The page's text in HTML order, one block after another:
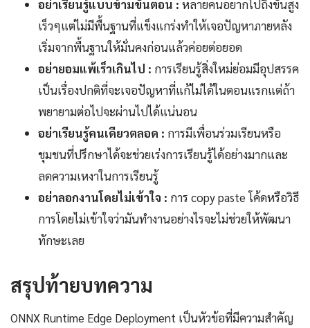
อย่าเรียนรู้แบบข้ามขั้นตอน : หลายคนอยากไปถึงขั้นสูง
เร็วๆแต่ไม่มีพื้นฐานที่แข็งแกร่งทำให้เจอปัญหาภายหลัง
เริ่มจากพื้นฐานให้มั่นคงก่อนแล้วค่อยต่อยอด
อย่ายอมแพ้เร็วเกินไป : การเรียนรู้สิ่งใหม่ย่อมมีอุปสรรค
เป็นเรื่องปกติที่จะเจอปัญหาที่แก้ไม่ได้ในตอนแรกแต่ถ้า
พยายามต่อไปจะผ่านไปได้แน่นอน
อย่าเรียนรู้คนเดียวตลอด : การมีเพื่อนร่วมเรียนหรือ
ชุมชนที่ปรึกษาได้จะช่วยเร่งการเรียนรู้ได้อย่างมากและ
ลดความเหงาในการเรียนรู้
อย่าลอกงานโดยไม่เข้าใจ : การ copy paste โค้ดหรือวิธี
การโดยไม่เข้าใจว่ามันทำงานอย่างไรจะไม่ช่วยให้พัฒนา
ทักษะเลย
สรุปท้ายบทความ
ONNX Runtime Edge Deployment เป็นหัวข้อที่มีความสำคัญ